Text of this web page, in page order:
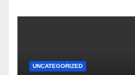
UNCATEGORIZED